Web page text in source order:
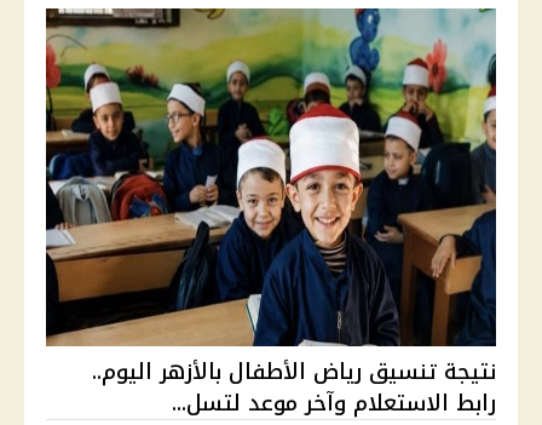
نتيجة تنسيق رياض الأطفال بالأزهر اليوم..
رابط الاستعلام وآخر موعد لتسل...